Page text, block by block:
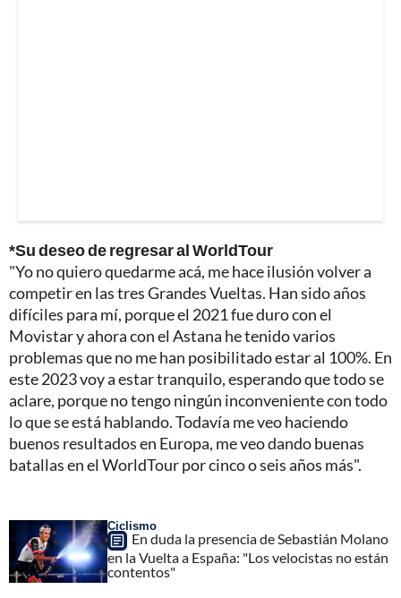
*Su deseo de regresar al WorldTour
"Yo no quiero quedarme acá, me hace ilusión volver a
competir en las tres Grandes Vueltas. Han sido años
difíciles para mí, porque el 2021 fue duro con el
Movistar y ahora con el Astana he tenido varios
problemas que no me han posibilitado estar al 100%. En
este 2023 voy a estar tranquilo, esperando que todo se
aclare, porque no tengo ningún inconveniente con todo
lo que se está hablando. Todavía me veo haciendo
buenos resultados en Europa, me veo dando buenas
batallas en el WorldTour por cinco o seis años más".
Ciclismo
En duda la presencia de Sebastián Molano
en la Vuelta a España: "Los velocistas no están
contentos"